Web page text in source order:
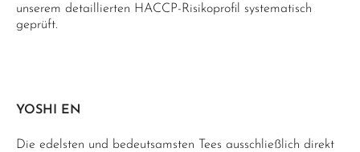
unserem detaillierten HACCP-Risikoprofil systematisch
geprüft.
YOSHI EN
Die edelsten und bedeutsamsten Tees ausschließlich direkt